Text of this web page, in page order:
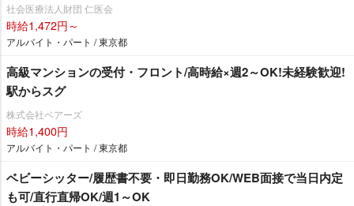
社会医療法人財団 仁医会
時給1,472円～
アルバイト・パート / 東京都
高級マンションの受付・フロント/高時給×週2～OK!未経験歓迎!
駅からスグ
株式会社ベアーズ
時給1,400円
アルバイト・パート / 東京都
ベビーシッター/履歴書不要・即日勤務OK/WEB面接で当日内定
も可/直行直帰OK/週1～OK